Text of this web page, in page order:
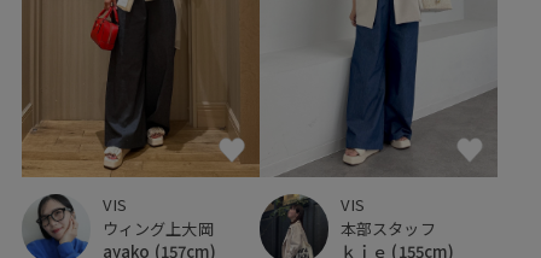
VIS
ウィング上大岡
ayako (157cm)
VIS
本部スタッフ
ｋｉｅ (155cm)